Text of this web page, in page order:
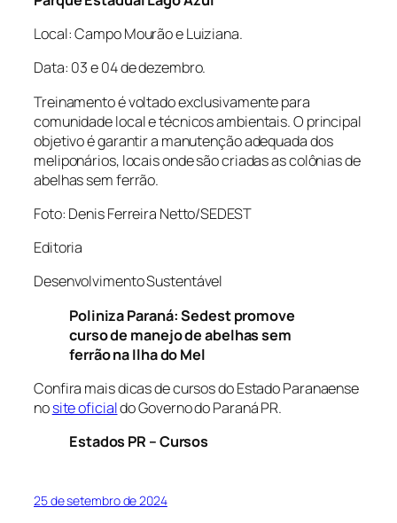
Local: Campo Mourão e Luiziana.
Data: 03 e 04 de dezembro.
Treinamento é voltado exclusivamente para
comunidade local e técnicos ambientais. O principal
objetivo é garantir a manutenção adequada dos
meliponários, locais onde são criadas as colônias de
abelhas sem ferrão.
Foto: Denis Ferreira Netto/SEDEST
Editoria
Desenvolvimento Sustentável
Poliniza Paraná: Sedest promove
curso de manejo de abelhas sem
ferrão na Ilha do Mel
Confira mais dicas de cursos do Estado Paranaense
nosite oficialdo Governo do Paraná PR.
Estados PR – Cursos
25 de setembro de 2024